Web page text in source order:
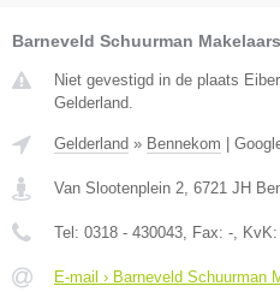
Barneveld Schuurman
Niet gevestigd in de plaats
Gelderland.
Gelderland » Bennekom |
Van Slootenplein 2 6721 JH
Tel: 0318 - 430043 , Fax: - , KvK:
E-mail › Barneveld Schuurman